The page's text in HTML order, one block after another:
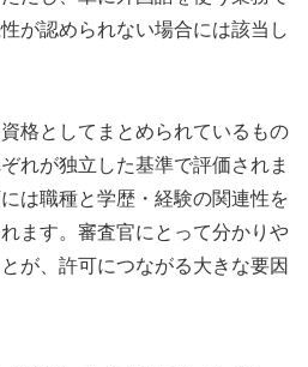
が認められない場合には該当し
格としてまとめられているもの
れが独立した基準で評価されま
は職種と学歴・経験の関連性を
ます。審査官にとって分かりや
が、許可につながる大きな要因